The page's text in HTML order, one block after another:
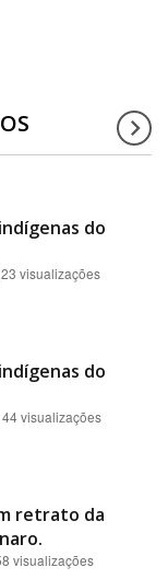
do
visualizações
do
visualizações
retrato da
visualizações